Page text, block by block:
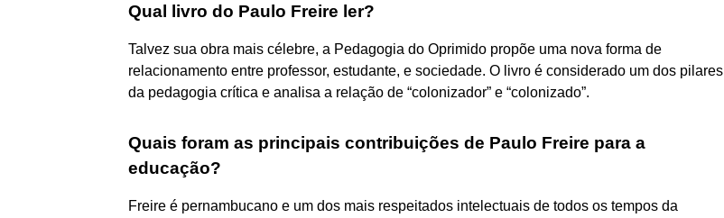
Qual livro do Paulo Freire ler?
Talvez sua obra mais célebre, a Pedagogia do Oprimido propõe uma nova forma de
relacionamento entre professor, estudante, e sociedade. O livro é considerado um dos pilares
da pedagogia crítica e analisa a relação de “colonizador” e “colonizado”.
Quais foram as principais contribuições de Paulo Freire para a
educação?
Freire é pernambucano e um dos mais respeitados intelectuais de todos os tempos da